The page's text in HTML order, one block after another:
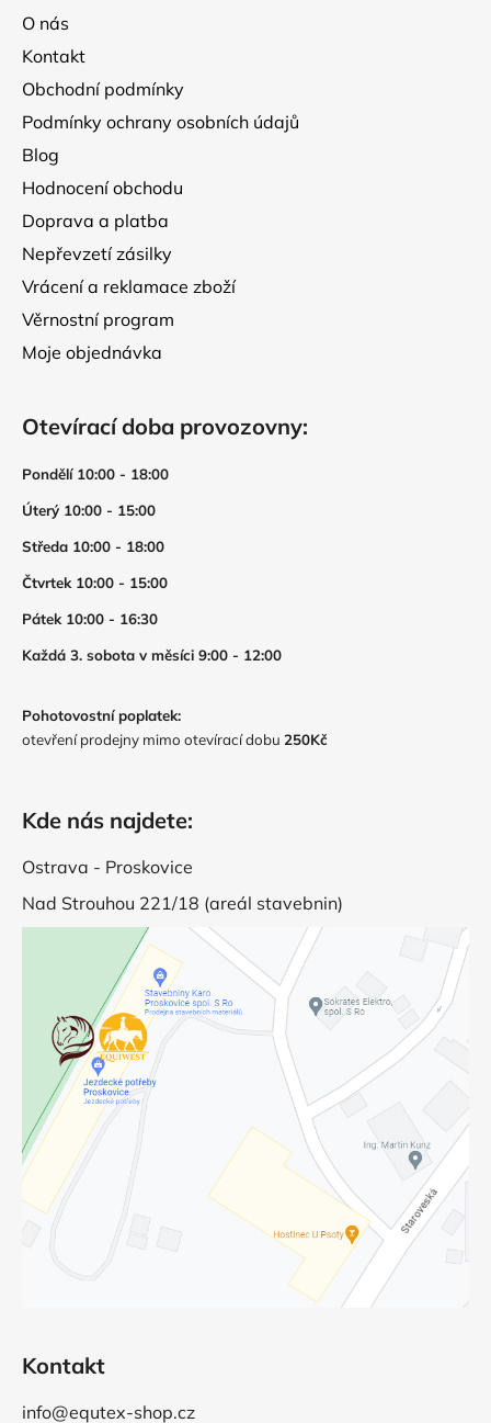
O nás
Kontakt
Obchodní podmínky
Podmínky ochrany osobních údajů
Blog
Hodnocení obchodu
Doprava a platba
Nepřevzetí zásilky
Vrácení a reklamace zboží
Věrnostní program
Moje objednávka
Otevírací doba provozovny:
Pondělí 10:00 - 18:00
Úterý 10:00 - 15:00
Středa 10:00 - 18:00
Čtvrtek 10:00 - 15:00
Pátek 10:00 - 16:30
Každá 3. sobota v měsíci 9:00 - 12:00
Pohotovostní poplatek:
otevření prodejny mimo otevírací dobu 250Kč
Kde nás najdete:
Ostrava - Proskovice
Nad Strouhou 221/18 (areál stavebnin)
Kontakt
info@equtex-shop.cz